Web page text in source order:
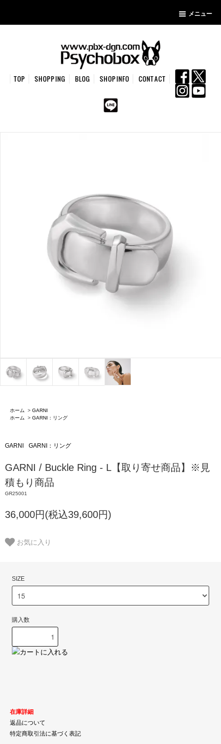
メニュー
TOP SHOPPING BLOG SHOPINFO CONTACT
ホーム > GARNI
ホーム
> GARNI：リング
GARNI GARNI：リング
GARNI / Buckle Ring - L【取り寄せ商品】※見
積もり商品
GR25001
36,000円(税込39,600円)
お気に入り
SIZE
購入数
在庫詳細
返品について
特定商取引法に基づく表記